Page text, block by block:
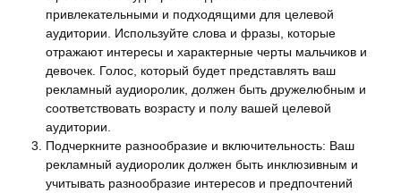
привлекательными и подходящими для целевой
аудитории. Используйте слова и фразы, которые
отражают интересы и характерные черты мальчиков и
девочек. Голос, который будет представлять ваш
рекламный аудиоролик, должен быть дружелюбным и
соответствовать возрасту и полу вашей целевой
аудитории.
Подчеркните разнообразие и включительность: Ваш
рекламный аудиоролик должен быть инклюзивным и
учитывать разнообразие интересов и предпочтений